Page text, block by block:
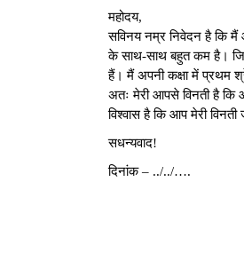
महोदय,
सविनय नम्र निवेदन है कि मैं
के साथ-साथ बहुत कम है।
हैं। मैं अपनी कक्षा में प्रथम
अतः मेरी आपसे विनती है
विश्वास है कि आप मेरी
सधन्यवाद!
दिनांक – ../../….